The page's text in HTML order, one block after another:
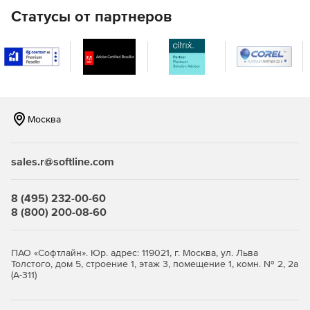
Обращение к правилам корпоративной политики
безопасности.
Блокирование визуального спама.
Отправка и получение сообщений с файлами в
формате EXE, COM, CHM или BAT могут быть
Борьба со спамом и фишингом
формирования черного списка в режиме реального
времени, сверки с базой данных доменов,
Статусы от партнеров
Москва
sales.r@softline.com
8 (495) 232-00-60
8 (800) 200-08-60
ПАО «Софтлайн». Юр. адрес: 119021, г. Москва, ул. Льва
Толстого, дом 5, строение 1, этаж 3, помещение 1, комн. № 2, 2а
(А-311)